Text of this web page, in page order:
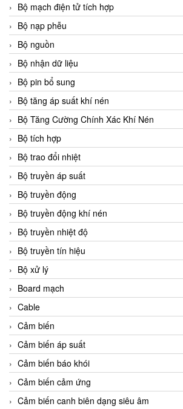
Bộ mạch điện tử tích hợp
Bộ nạp phễu
Bộ nguồn
Bộ nhận dữ liệu
Bộ pin bổ sung
Bộ tăng áp suất khí nén
Bộ Tăng Cường Chính Xác Khí Nén
Bộ tích hợp
Bộ trao đổi nhiệt
Bộ truyền áp suất
Bộ truyền động
Bộ truyền động khí nén
Bộ truyền nhiệt độ
Bộ truyền tín hiệu
Bộ xử lý
Board mạch
Cable
Cảm biến
Cảm biến áp suất
Cảm biến báo khói
Cảm biến cảm ứng
Cảm biến canh biên dạng siêu âm